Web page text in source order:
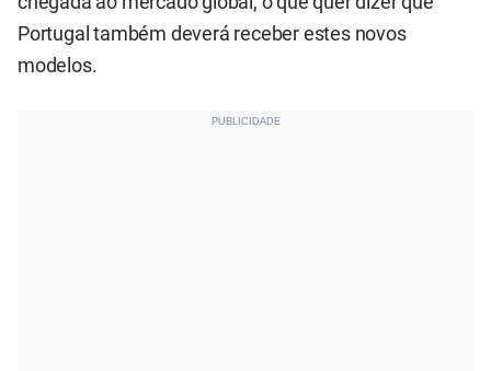
Portugal também deverá receber estes novos
modelos.